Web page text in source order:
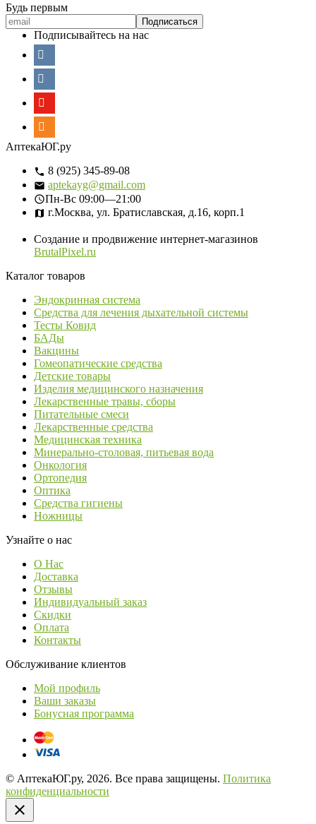
Будь первым
Подписывайтесь на нас
АптекаЮГ.ру
8 (925) 345-89-08
aptekayg@gmail.com
Пн-Вс 09:00—21:00
г.Москва, ул. Братиславская, д.16, корп.1
Создание и продвижение интернет-магазинов
BrutalPixel.ru
Каталог товаров
Эндокринная система
Средства для лечения дыхательной системы
Тесты Ковид
БАДы
Вакцины
Гомеопатические средства
Детские товары
Изделия медицинского назначения
Лекарственные травы, сборы
Питательные смеси
Лекарственные средства
Медицинская техника
Минерально-столовая, питьевая вода
Онкология
Ортопедия
Оптика
Средства гигиены
Ножницы
Узнайте о нас
О Нас
Доставка
Отзывы
Индивидуальный заказ
Скидки
Оплата
Контакты
Обслуживание клиентов
Мой профиль
Ваши заказы
Бонусная программа
© АптекаЮГ.ру, 2026. Все права защищены. Политика
конфиденциальности